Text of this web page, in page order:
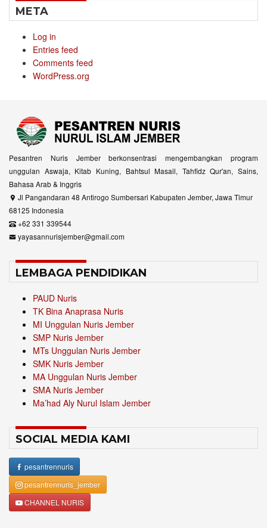
META
Log in
Entries feed
Comments feed
WordPress.org
Pesantren Nuris Jember berkonsentrasi mengembangkan program
unggulan Aswaja, Kitab Kuning, Bahtsul Masail, Tahfidz Qur'an, Sains,
Bahasa Arab & Inggris
Jl Pangandaran 48 Antirogo Sumbersari Kabupaten Jember, Jawa Timur
68125 Indonesia
+62 331 339544
yayasannurisjember@gmail.com
LEMBAGA PENDIDIKAN
PAUD Nuris
TK Bina Anaprasa Nuris
MI Unggulan Nuris Jember
SMP Nuris Jember
MTs Unggulan Nuris Jember
SMK Nuris Jember
MA Unggulan Nuris Jember
SMA Nuris Jember
Ma’had Aly Nurul Islam Jember
SOCIAL MEDIA KAMI
pesantrennuris
pesantrennuris_jember
CHANNEL NURIS